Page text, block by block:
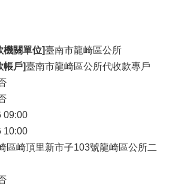
機關單位]臺南市龍崎區公所
帳戶]臺南市龍崎區公所代收款專戶
09:00
10:00
區崎頂里新市子103號龍崎區公所二